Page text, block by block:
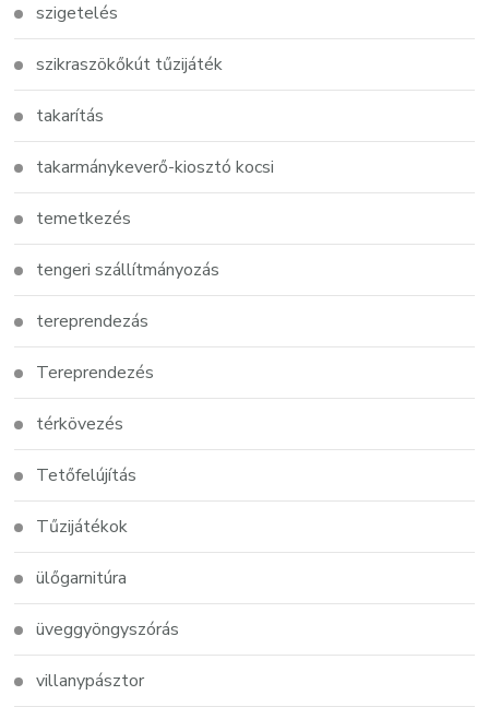
szigetelés
szikraszökőkút tűzijáték
takarítás
takarmánykeverő-kiosztó kocsi
temetkezés
tengeri szállítmányozás
tereprendezás
Tereprendezés
térkövezés
Tetőfelújítás
Tűzijátékok
ülőgarnitúra
üveggyöngyszórás
villanypásztor